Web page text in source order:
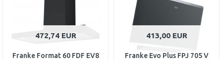
472,74 EUR
Franke Format 60 FDF EV8
413,00 EUR
Franke Evo Plus FPJ 705 V